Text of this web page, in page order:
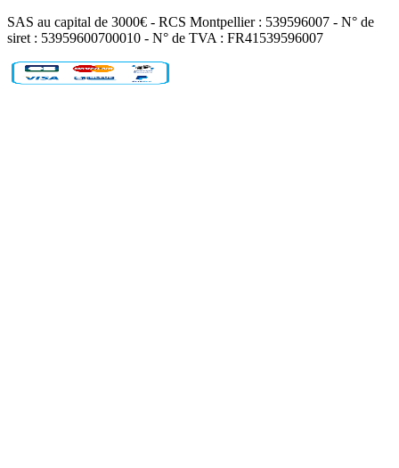
SAS au capital de 3000€ - RCS Montpellier : 539596007 - N° de
siret : 53959600700010 - N° de TVA : FR41539596007